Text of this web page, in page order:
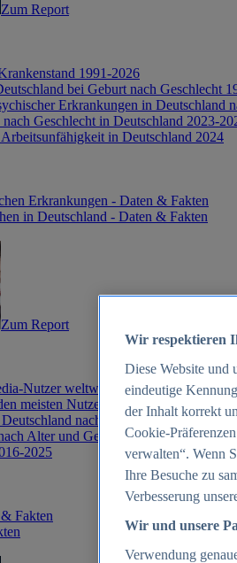
Zum Report
1991-2026
bei Geburt nach Geschlecht
Erkrankungen in Deutschland
Geschlecht in Deutschland 2023-
in Deutschland 2024
Erkrankungen - Daten & Fakten
in Deutschland - Daten & Fakten
Zum Report
Nutzer weltweit 2012-2025
meisten Nutzern weltweit 2025
nach Generationen 2025
Alter und Geschlecht in Deutschland
2025
Fakten
Wir respektieren
Diese Website und
eindeutige
der Inhalt korrekt
Cookie-
verwalten“. Wenn
Ihre Besuche zu
Verbesserung
Wir und unsere
Verwendung